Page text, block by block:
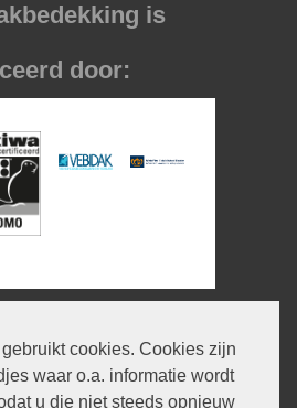
cookies. Cookies zijn
waar o.a. informatie wordt
u die niet steeds opnieuw
is
door:
Dakbedekking
iWould Design